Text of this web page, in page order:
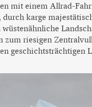
mit einem Allrad-
karge
zum riesigen
geschichtsträchtigen